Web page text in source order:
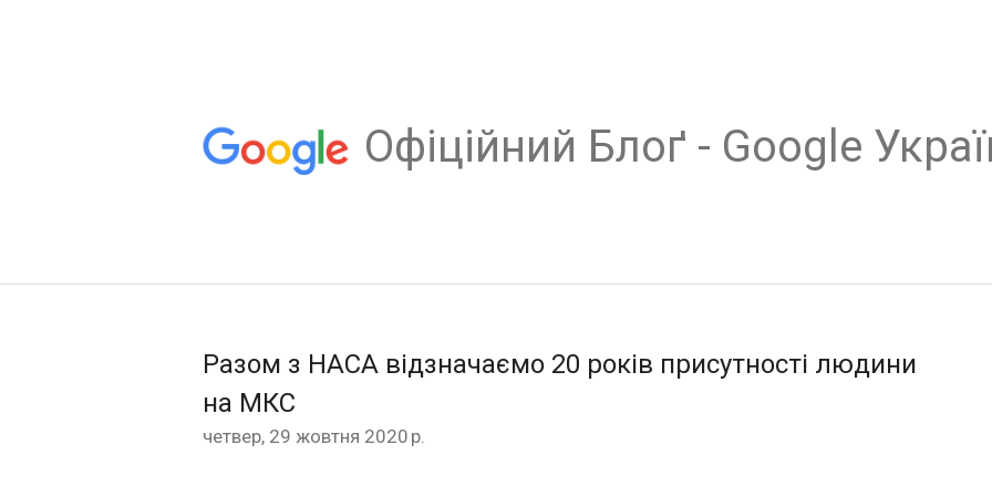
Oфіційний Блоґ - Google
Разом з НАСА відзначаємо 20 років присутності людини
на МКС
четвер, 29 жовтня 2020 р.